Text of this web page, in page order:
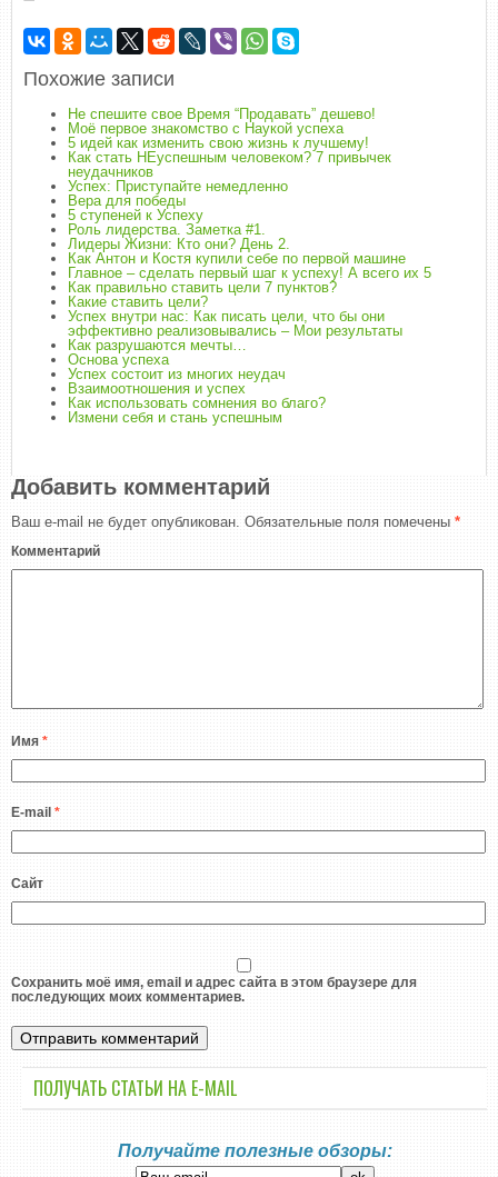
Похожие записи
Не спешите свое Время “Продавать” дешево!
Моё первое знакомство с Наукой успеха
5 идей как изменить свою жизнь к лучшему!
Как стать НЕуспешным человеком? 7 привычек
неудачников
Успех: Приступайте немедленно
Вера для победы
5 ступеней к Успеху
Роль лидерства. Заметка #1.
Лидеры Жизни: Кто они? День 2.
Как Антон и Костя купили себе по первой машине
Главное – сделать первый шаг к успеху! А всего их 5
Как правильно ставить цели 7 пунктов?
Какие ставить цели?
Успех внутри нас: Как писать цели, что бы они
эффективно реализовывались – Мои результаты
Как разрушаются мечты…
Основа успеха
Успех состоит из многих неудач
Взаимоотношения и успех
Как использовать сомнения во благо?
Измени себя и стань успешным
Добавить комментарий
Ваш e-mail не будет опубликован. Обязательные поля помечены *
Комментарий
Имя *
E-mail *
Сайт
Сохранить моё имя, email и адрес сайта в этом браузере для
последующих моих комментариев.
ПОЛУЧАТЬ СТАТЬИ НА E-MАIL
Получайте полезные обзоры: